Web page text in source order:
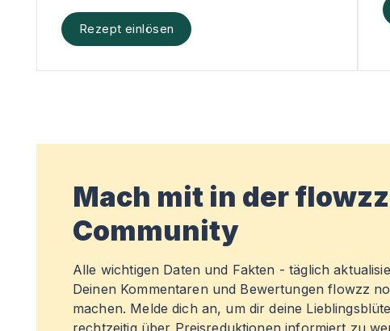
Rezept einlösen
Mach mit in der
Community
Alle wichtigen Daten und Fakten - täglich
Deinen Kommentaren und Bewertungen flowzz
machen. Melde dich an, um dir deine
rechtzeitig über Preisreduktionen informiert zu